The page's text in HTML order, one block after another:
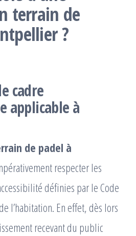
terrain de
?
cadre
applicable à
de padel à
respecter les
définies par le Code
l’habitation. En effet, dès lors
recevant du public